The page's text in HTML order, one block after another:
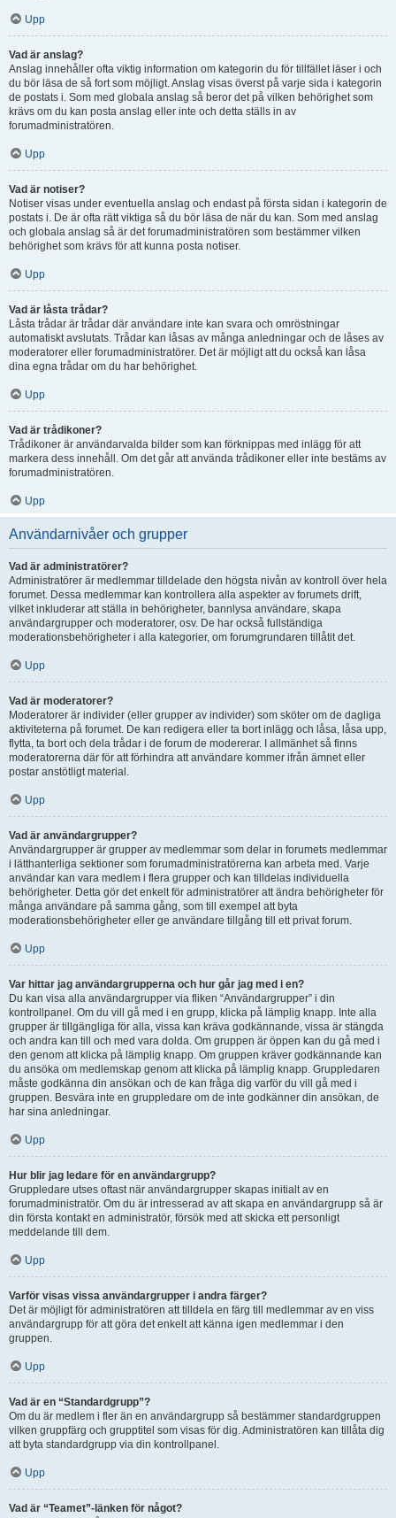
Upp
Vad är anslag?
Anslag innehåller ofta viktig information om kategorin du för tillfället läser i och
du bör läsa de så fort som möjligt. Anslag visas överst på varje sida i kategorin
de postats i. Som med globala anslag så beror det på vilken behörighet som
krävs om du kan posta anslag eller inte och detta ställs in av
forumadministratören.
Upp
Vad är notiser?
Notiser visas under eventuella anslag och endast på första sidan i kategorin de
postats i. De är ofta rätt viktiga så du bör läsa de när du kan. Som med anslag
och globala anslag så är det forumadministratören som bestämmer vilken
behörighet som krävs för att kunna posta notiser.
Upp
Vad är låsta trådar?
Låsta trådar är trådar där användare inte kan svara och omröstningar
automatiskt avslutats. Trådar kan låsas av många anledningar och de låses av
moderatorer eller forumadministratörer. Det är möjligt att du också kan låsa
dina egna trådar om du har behörighet.
Upp
Vad är trådikoner?
Trådikoner är användarvalda bilder som kan förknippas med inlägg för att
markera dess innehåll. Om det går att använda trådikoner eller inte bestäms av
forumadministratören.
Upp
Användarnivåer och grupper
Vad är administratörer?
Administratörer är medlemmar tilldelade den högsta nivån av kontroll över hela
forumet. Dessa medlemmar kan kontrollera alla aspekter av forumets drift,
vilket inkluderar att ställa in behörigheter, bannlysa användare, skapa
användargrupper och moderatorer, osv. De har också fullständiga
moderationsbehörigheter i alla kategorier, om forumgrundaren tillåtit det.
Upp
Vad är moderatorer?
Moderatorer är individer (eller grupper av individer) som sköter om de dagliga
aktiviteterna på forumet. De kan redigera eller ta bort inlägg och låsa, låsa upp,
flytta, ta bort och dela trådar i de forum de modererar. I allmänhet så finns
moderatorerna där för att förhindra att användare kommer ifrån ämnet eller
postar anstötligt material.
Upp
Vad är användargrupper?
Användargrupper är grupper av medlemmar som delar in forumets medlemmar
i lätthanterliga sektioner som forumadministratörerna kan arbeta med. Varje
användar kan vara medlem i flera grupper och kan tilldelas individuella
behörigheter. Detta gör det enkelt för administratörer att ändra behörigheter för
många användare på samma gång, som till exempel att byta
moderationsbehörigheter eller ge användare tillgång till ett privat forum.
Upp
Var hittar jag användargrupperna och hur går jag med i en?
Du kan visa alla användargrupper via fliken “Användargrupper” i din
kontrollpanel. Om du vill gå med i en grupp, klicka på lämplig knapp. Inte alla
grupper är tillgängliga för alla, vissa kan kräva godkännande, vissa är stängda
och andra kan till och med vara dolda. Om gruppen är öppen kan du gå med i
den genom att klicka på lämplig knapp. Om gruppen kräver godkännande kan
du ansöka om medlemskap genom att klicka på lämplig knapp. Gruppledaren
måste godkänna din ansökan och de kan fråga dig varför du vill gå med i
gruppen. Besvära inte en gruppledare om de inte godkänner din ansökan, de
har sina anledningar.
Upp
Hur blir jag ledare för en användargrupp?
Gruppledare utses oftast när användargrupper skapas initialt av en
forumadministratör. Om du är intresserad av att skapa en användargrupp så är
din första kontakt en administratör, försök med att skicka ett personligt
meddelande till dem.
Upp
Varför visas vissa användargrupper i andra färger?
Det är möjligt för administratören att tilldela en färg till medlemmar av en viss
användargrupp för att göra det enkelt att känna igen medlemmar i den
gruppen.
Upp
Vad är en “Standardgrupp”?
Om du är medlem i fler än en användargrupp så bestämmer standardgruppen
vilken gruppfärg och grupptitel som visas för dig. Administratören kan tillåta dig
att byta standardgrupp via din kontrollpanel.
Upp
Vad är “Teamet”-länken för något?